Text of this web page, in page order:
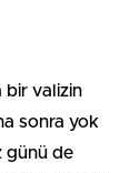
bir valizin
sonra yok
günü de